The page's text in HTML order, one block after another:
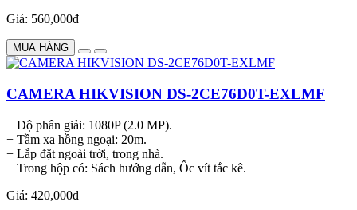
Giá: 560,000đ
MUA HÀNG
CAMERA HIKVISION DS-2CE76D0T-EXLMF
+ Độ phân giải: 1080P (2.0 MP).
+ Tầm xa hồng ngoại: 20m.
+ Lắp đặt ngoài trời, trong nhà.
+ Trong hộp có: Sách hướng dẫn, Ốc vít tắc kê.
Giá: 420,000đ